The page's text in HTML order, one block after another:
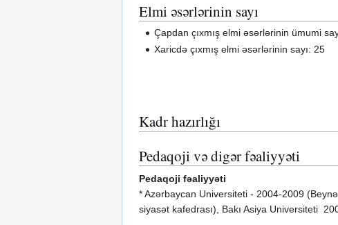
Elmi əsərlərinin sayı
Çapdan çıxmış elmi əsərlərinin ümumi
Xaricdə çıxmış elmi əsərlərinin sayı: 25
Kadr hazırlığı
Pedaqoji və digər fəaliyyəti
Pedaqoji fəaliyyəti
* Azərbaycan Universiteti - 2004-2009
siyasət kafedrası), Bakı Asiya Universiteti